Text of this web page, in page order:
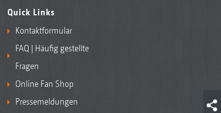
Quick Links
Kontaktformular
FAQ | Häufig gestellte
Fragen
Online Fan Shop
Pressemeldungen